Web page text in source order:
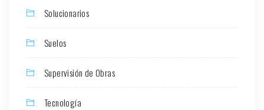
Solucionarios
Suelos
Supervisión de Obras
Tecnología